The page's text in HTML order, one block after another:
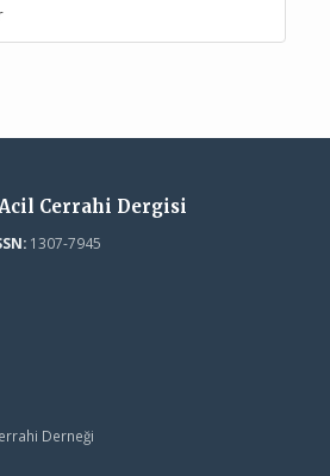
Cerrahi Dergisi
1307-7945
Derneği